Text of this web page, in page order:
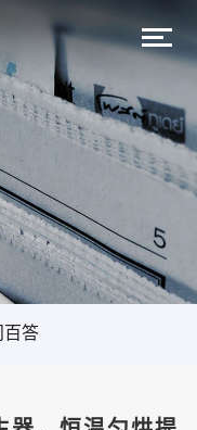
百答